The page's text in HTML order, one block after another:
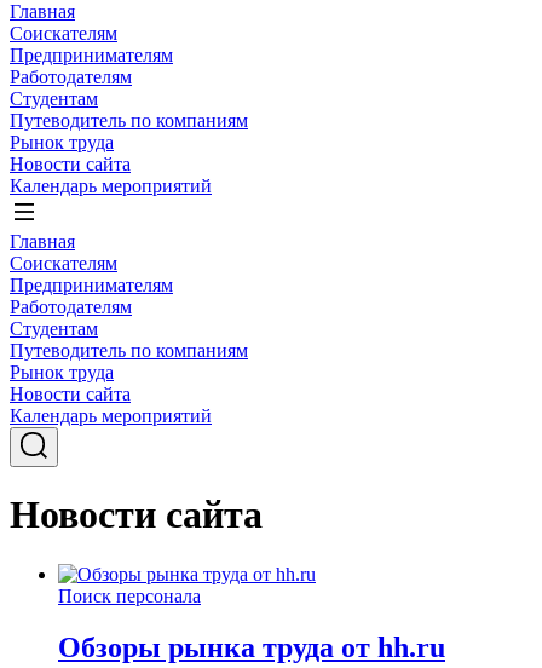
Главная
Соискателям
Предпринимателям
Работодателям
Студентам
Путеводитель по компаниям
Рынок труда
Новости сайта
Календарь мероприятий
Главная
Соискателям
Предпринимателям
Работодателям
Студентам
Путеводитель по компаниям
Рынок труда
Новости сайта
Календарь мероприятий
Новости сайта
Поиск персонала
Обзоры рынка труда от hh.ru